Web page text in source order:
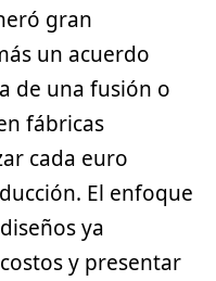
gran
un acuerdo
de una fusión o
fábricas
cada euro
El enfoque
ya
y presentar